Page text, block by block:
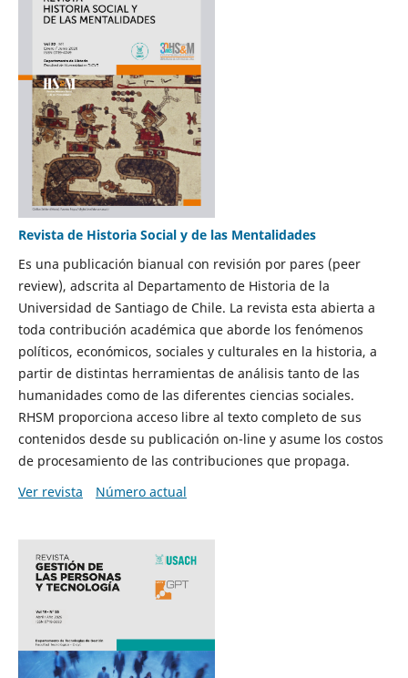
Revista de Historia Social y de las Mentalidades
Es una publicación bianual con revisión por pares (peer
review), adscrita al Departamento de Historia de la
Universidad de Santiago de Chile. La revista esta abierta a
toda contribución académica que aborde los fenómenos
políticos, económicos, sociales y culturales en la historia, a
partir de distintas herramientas de análisis tanto de las
humanidades como de las diferentes ciencias sociales.
RHSM proporciona acceso libre al texto completo de sus
contenidos desde su publicación on-line y asume los costos
de procesamiento de las contribuciones que propaga.
Ver revista
Número actual